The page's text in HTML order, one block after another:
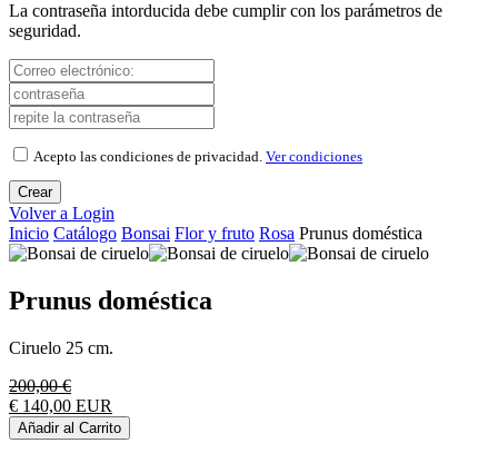
La contraseña intorducida debe cumplir con los parámetros de
seguridad.
Acepto las condiciones de privacidad. Ver condiciones
Crear
Volver a Login
Inicio Catálogo Bonsai Flor y fruto Rosa Prunus doméstica
Prunus doméstica
Ciruelo 25 cm.
200,00 €
€ 140,00 EUR
Añadir al Carrito